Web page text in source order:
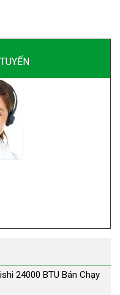
24000 BTU Bán Chạy